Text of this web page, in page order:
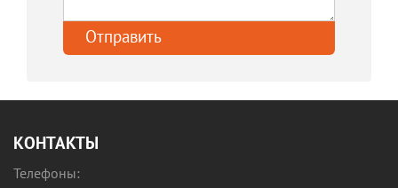
КОНТАКТЫ
Телефоны: